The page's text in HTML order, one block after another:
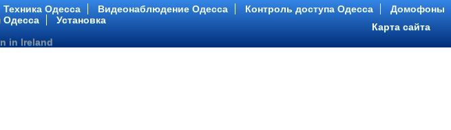
Техника Одесса Видеонаблюдение Одесса Контроль доступа Одесса
Домофоны
Одесса Установка
Карта сайта
in Ireland